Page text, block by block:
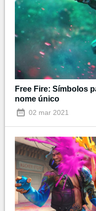
Free Fire: Símbolos
nome único
02 mar 2021